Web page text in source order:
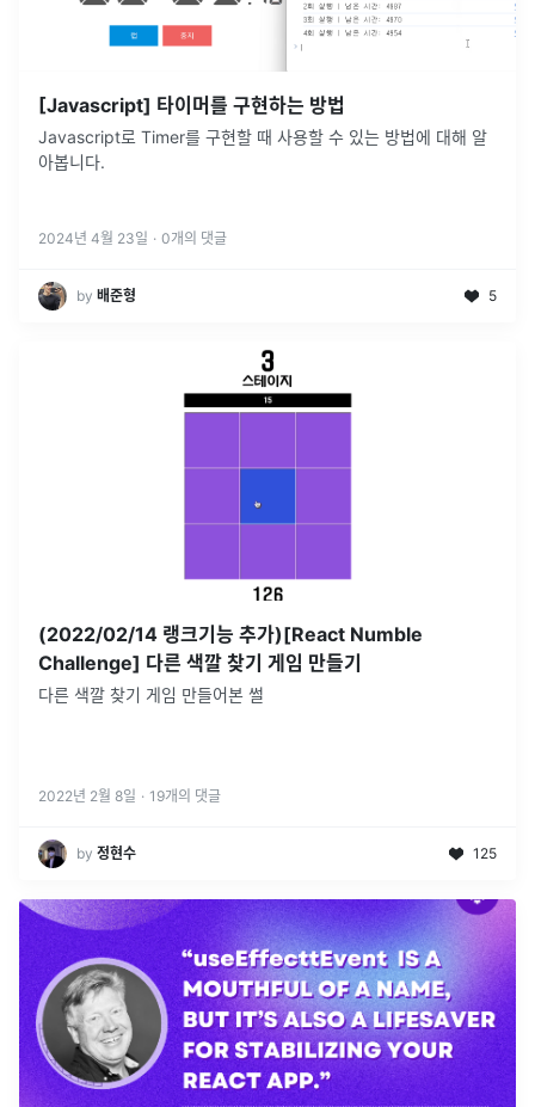
[Javascript] 타이머를 구현하는 방법
Javascript로 Timer를 구현할 때 사용할 수 있는 방법에 대해 알
아봅니다.
2024년 4월 23일 · 0개의 댓글
by 배준형 5
(2022/02/14 랭크기능 추가)[React Numble
Challenge] 다른 색깔 찾기 게임 만들기
다른 색깔 찾기 게임 만들어본 썰
2022년 2월 8일 · 19개의 댓글
by 정현수 125